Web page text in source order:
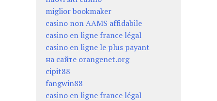
miglior bookmaker
casino non AAMS affidabile
casino en ligne france légal
casino en ligne le plus payant
на сайте orangenet.org
cipit88
fangwin88
casino en ligne france légal